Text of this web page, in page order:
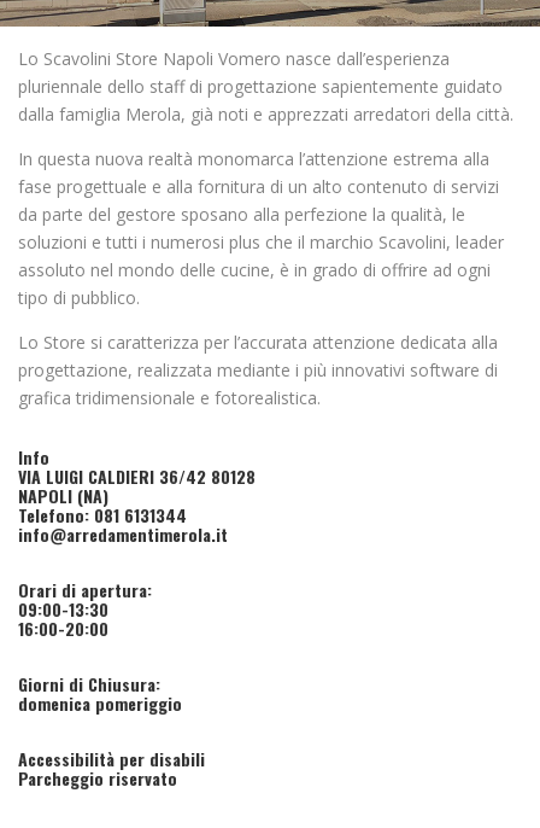
Lo Scavolini Store Napoli Vomero nasce dall’esperienza
pluriennale dello staff di progettazione sapientemente guidato
dalla famiglia Merola, già noti e apprezzati arredatori della città.
In questa nuova realtà monomarca l’attenzione estrema alla
fase progettuale e alla fornitura di un alto contenuto di servizi
da parte del gestore sposano alla perfezione la qualità, le
soluzioni e tutti i numerosi plus che il marchio Scavolini, leader
assoluto nel mondo delle cucine, è in grado di offrire ad ogni
tipo di pubblico.
Lo Store si caratterizza per l’accurata attenzione dedicata alla
progettazione, realizzata mediante i più innovativi software di
grafica tridimensionale e fotorealistica.
Info
VIA LUIGI CALDIERI 36/42 80128
NAPOLI (NA)
Telefono: 081 6131344
info@arredamentimerola.it
Orari di apertura:
09:00-13:30
16:00-20:00
Giorni di Chiusura:
domenica pomeriggio
Accessibilità per disabili
Parcheggio riservato